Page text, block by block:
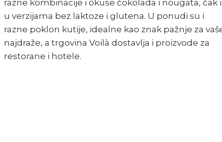
razne kombinacije i okuse čokolada i nougata, čak i
u verzijama bez laktoze i glutena. U ponudi su i
razne poklon kutije, idealne kao znak pažnje za
najdraže, a trgovina Voilà dostavlja i proizvode za
restorane i hotele.